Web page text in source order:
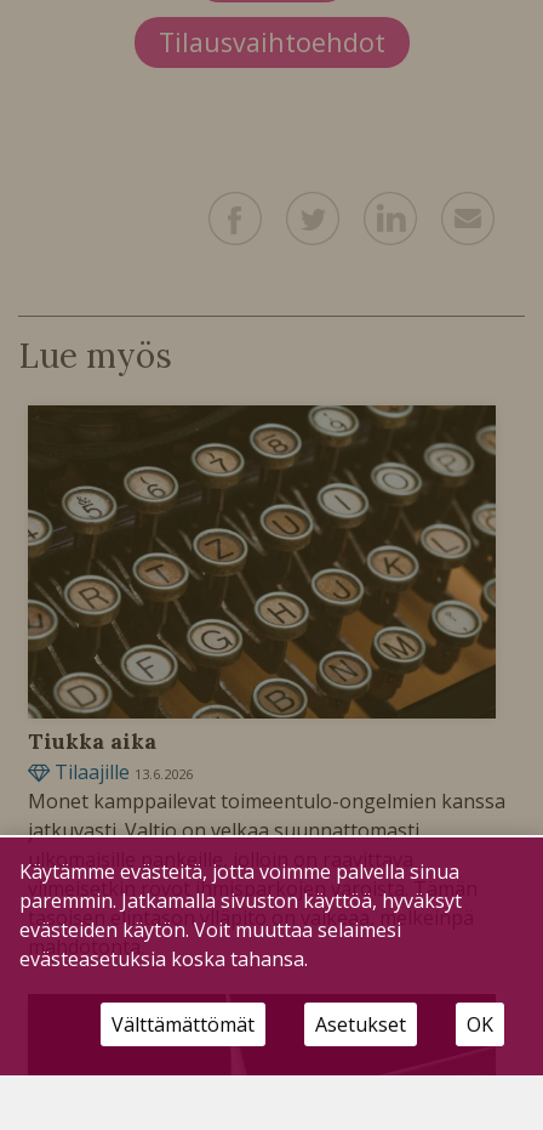
Tilausvaihtoehdot
Lue myös
Tiukka aika
Tilaajille 13.6.2026
Monet kamppailevat toimeentulo-ongelmien kanssa
jatkuvasti. Valtio on velkaa suunnattomasti
ulkomaisille pankeille, jolloin on raavittava
viimeisetkin rovot ihmisparkojen varoista. Tämän
tasoisen elintason ylläpito on vaikeaa, melkeinpä
mahdotonta.
Käytämme evästeitä, jotta voimme palvella sinua
paremmin. Jatkamalla sivuston käyttöä, hyväksyt
evästeiden käytön. Voit muuttaa selaimesi
evästeasetuksia koska tahansa.
Välttämättömät Asetukset OK